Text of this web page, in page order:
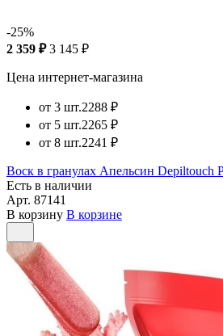
-25%
2 359 ₽ 3 145 ₽
Цена интернет-магазина
от 3 шт.2288 ₽
от 5 шт.2265 ₽
от 8 шт.2241 ₽
Воск в гранулах Апельсин Depiltouch
Есть в наличии
Арт. 87141
В корзину В корзине